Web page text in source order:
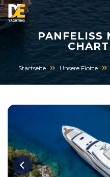
PANFELISS
Startseite Unsere Flotte